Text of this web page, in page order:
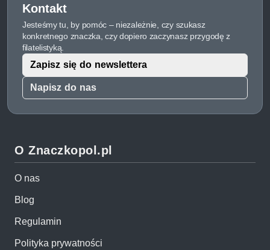
Kontakt
Jesteśmy tu, by pomóc – niezależnie, czy szukasz
konkretnego znaczka, czy dopiero zaczynasz przygodę z
filatelistyką.
Napisz do nas
Zapisz się do newslettera
O Znaczkopol.pl
O nas
Blog
Regulamin
Polityka prywatności